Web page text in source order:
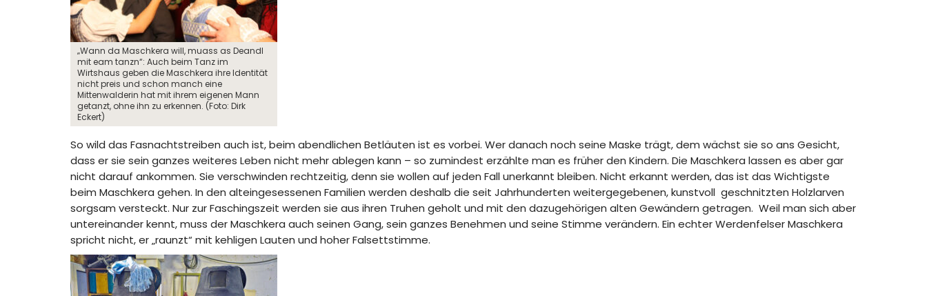
„Wann da Maschkera will, muass as Deandl
mit eam tanzn“: Auch beim Tanz im
Wirtshaus geben die Maschkera ihre Identität
nicht preis und schon manch eine
Mittenwalderin hat mit ihrem eigenen Mann
getanzt, ohne ihn zu erkennen. (Foto: Dirk
Eckert)
So wild das Fasnachtstreiben auch ist, beim abendlichen Betläuten ist es vorbei. Wer danach noch seine Maske trägt, dem wächst sie so ans Gesicht,
dass er sie sein ganzes weiteres Leben nicht mehr ablegen kann – so zumindest erzählte man es früher den Kindern. Die Maschkera lassen es aber gar
nicht darauf ankommen. Sie verschwinden rechtzeitig, denn sie wollen auf jeden Fall unerkannt bleiben. Nicht erkannt werden, das ist das Wichtigste
beim Maschkera gehen. In den alteingesessenen Familien werden deshalb die seit Jahrhunderten weitergegebenen, kunstvoll geschnitzten Holzlarven
sorgsam versteckt. Nur zur Faschingszeit werden sie aus ihren Truhen geholt und mit den dazugehörigen alten Gewändern getragen. Weil man sich aber
untereinander kennt, muss der Maschkera auch seinen Gang, sein ganzes Benehmen und seine Stimme verändern. Ein echter Werdenfelser Maschkera
spricht nicht, er „raunzt“ mit kehligen Lauten und hoher Falsettstimme.